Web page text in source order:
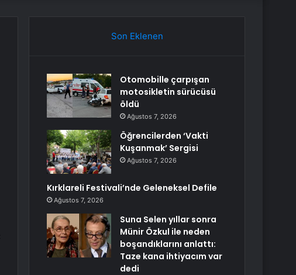
Son Eklenen
Otomobille çarpışan
motosikletin sürücüsü
öldü
Ağustos 7, 2026
Öğrencilerden ‘Vakti
Kuşanmak’ Sergisi
Ağustos 7, 2026
Kırklareli Festivali’nde Geleneksel Defile
Ağustos 7, 2026
Suna Selen yıllar sonra
Münir Özkul ile neden
boşandıklarını anlattı:
Taze kana ihtiyacım var
dedi